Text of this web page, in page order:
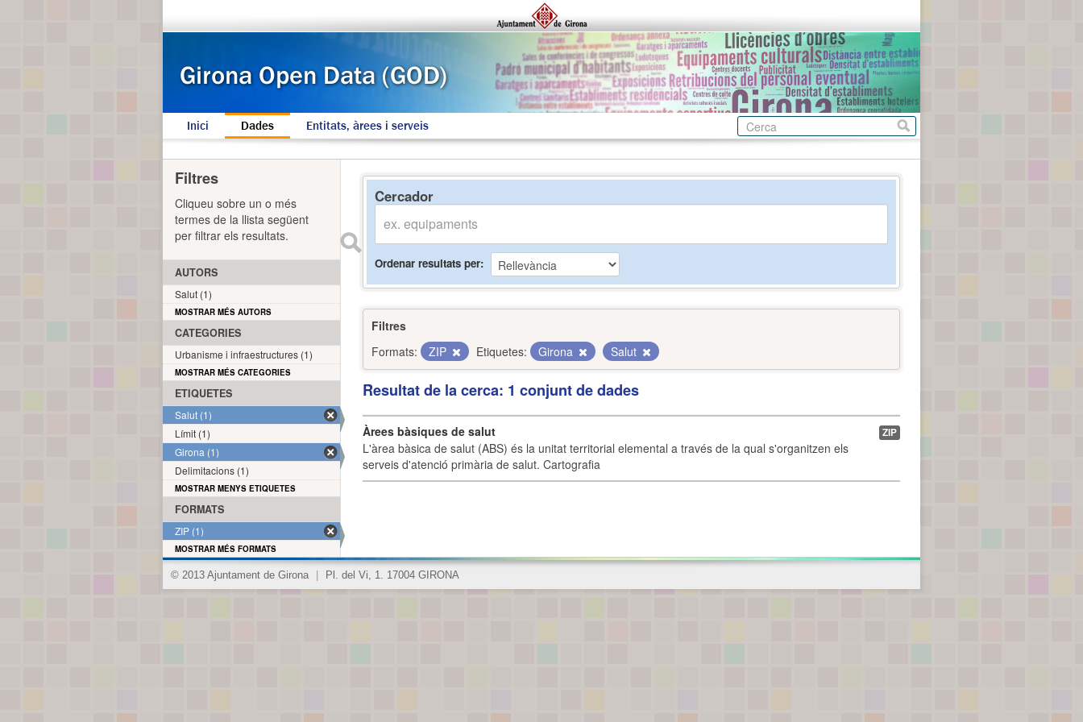
Inici Dades Entitats, àrees i serveis
Cercador
Ordenar resultats per
Filtres
Formats:
ZIP Etiquetes: Girona Salut
Resultat de la cerca: 1 conjunt de dades
Àrees bàsiques de salut
L'àrea bàsica de salut (ABS) és la unitat territorial elemental a través de la qual s'organitzen els
serveis d'atenció primària de salut. Cartografia
ZIP
Filtres
Cliqueu sobre un o més
termes de la llista següent
per filtrar els resultats.
AUTORS
Salut (1)
MOSTRAR MÉS AUTORS
CATEGORIES
Urbanisme i infraestructures (1)
MOSTRAR MÉS CATEGORIES
ETIQUETES
Salut (1)
Límit (1)
Girona (1)
Delimitacions (1)
MOSTRAR MENYS ETIQUETES
FORMATS
ZIP (1)
MOSTRAR MÉS FORMATS
© 2013 Ajuntament de Girona Pl. del Vi, 1. 17004 GIRONA